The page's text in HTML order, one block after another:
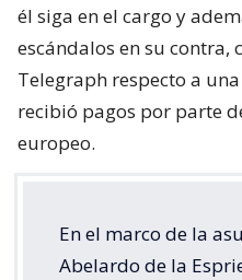
él siga en el cargo y
escándalos en su
Telegraph respecto a
recibió pagos por parte
europeo.
En el marco de la
Abelardo de la